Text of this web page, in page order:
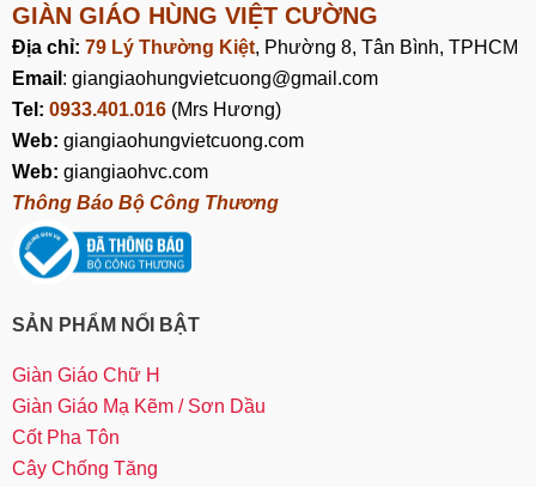
GIÀN GIÁO HÙNG VIỆT CƯỜNG
Địa chỉ: 79 Lý Thường Kiệt, Phường 8, Tân Bình, TPHCM
Email : giangiaohungvietcuong@gmail.com
Tel: 0933.401.016 (Mrs Hương)
Web: giangiaohungvietcuong.com
Web: giangiaohvc.com
Thông Báo Bộ Công Thương
SẢN PHẨM NỔI BẬT
Giàn Giáo Chữ H
Giàn Giáo Mạ Kẽm / Sơn Dầu
Cốt Pha Tôn
Cây Chống Tăng